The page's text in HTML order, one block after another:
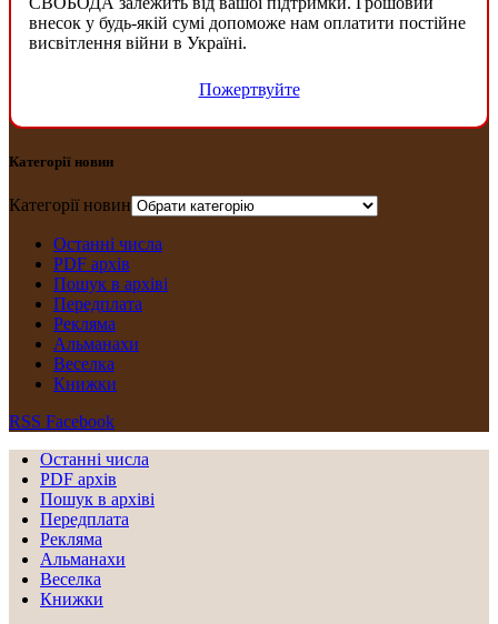
внесок у будь-якій сумі допоможе нам оплатити постійне
висвітлення війни в Україні.
Пожертвуйте
Категорії новин
Категорії новин
Останні числа
PDF архів
Пошук в архіві
Передплата
Рекляма
Альманахи
Веселка
Книжки
RSS Facebook
Останні числа
PDF архів
Пошук в архіві
Передплата
Рекляма
Альманахи
Веселка
Книжки